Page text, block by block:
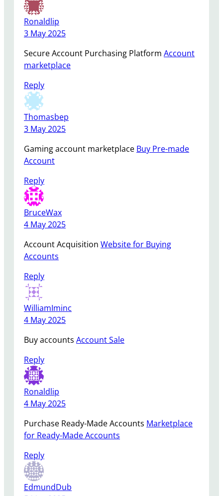
Ronaldlip
3 May 2025
Secure Account Purchasing Platform Account
marketplace
Reply
Thomasbep
3 May 2025
Gaming account marketplace Buy Pre-made
Account
Reply
BruceWax
4 May 2025
Account Acquisition Website for Buying
Accounts
Reply
WilliamIminc
4 May 2025
Buy accounts Account Sale
Reply
Ronaldlip
4 May 2025
Purchase Ready-Made Accounts Marketplace
for Ready-Made Accounts
Reply
EdmundDub